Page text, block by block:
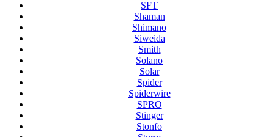
SFT
Shaman
Shimano
Siweida
Smith
Solano
Solar
Spider
Spiderwire
SPRO
Stinger
Stonfo